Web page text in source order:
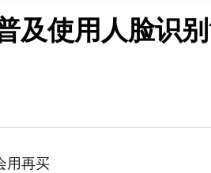
及使用人脸识
用再买